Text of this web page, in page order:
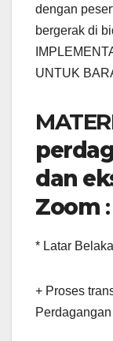
dengan
bergerak di
UNTUK
dan
Zoom :
* Latar
+ Proses